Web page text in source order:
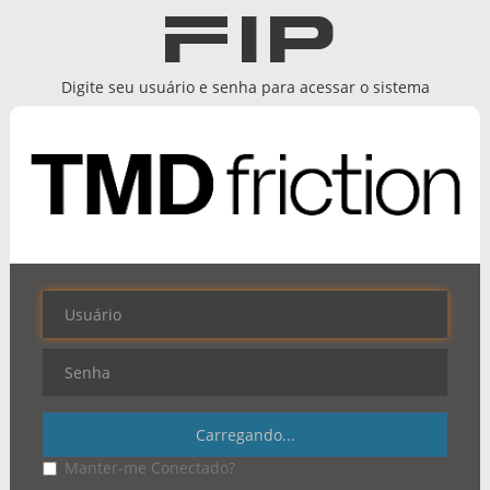
Digite seu usuário e senha para acessar o sistema
Manter-me Conectado?